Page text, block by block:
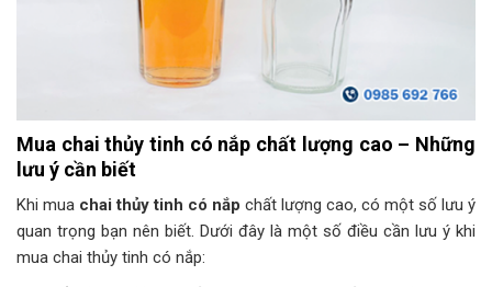
Mua chai thủy tinh có nắp chất lượng cao – Những
lưu ý cần biết
Khi mua chai thủy tinh có nắp chất lượng cao, có một số lưu ý
quan trọng bạn nên biết. Dưới đây là một số điều cần lưu ý khi
mua chai thủy tinh có nắp: